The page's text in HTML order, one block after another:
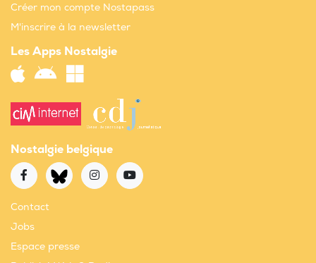
Créer mon compte Nostapass
M'inscrire à la newsletter
Les Apps Nostalgie
Nostalgie belgique
Contact
Jobs
Espace presse